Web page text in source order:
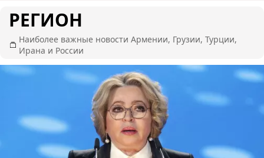
РЕГИОН
Наиболее важные новости Армении, Грузии, Турции,
Ирана и России